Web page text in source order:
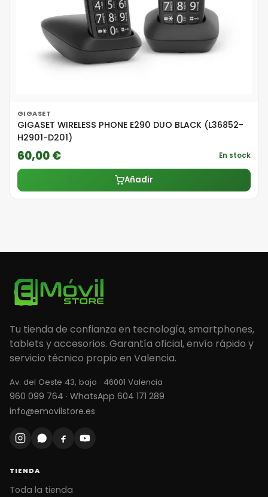
GIGASET
GIGASET WIRELESS PHONE E290 DUO BLACK (L36852-
H2901-D201)
60,00 € En stock
Añadir
Tu tienda de confianza en tecnología, smartphones,
tablets y accesorios. Garantía oficial, envío rápido y
servicio técnico propio en Valencia.
Av. del Oeste 43, bajo · 46001 Valencia
960 099 764 · WhatsApp 604 171 289
info@emovilstore.es
TIENDA
Toda la tienda